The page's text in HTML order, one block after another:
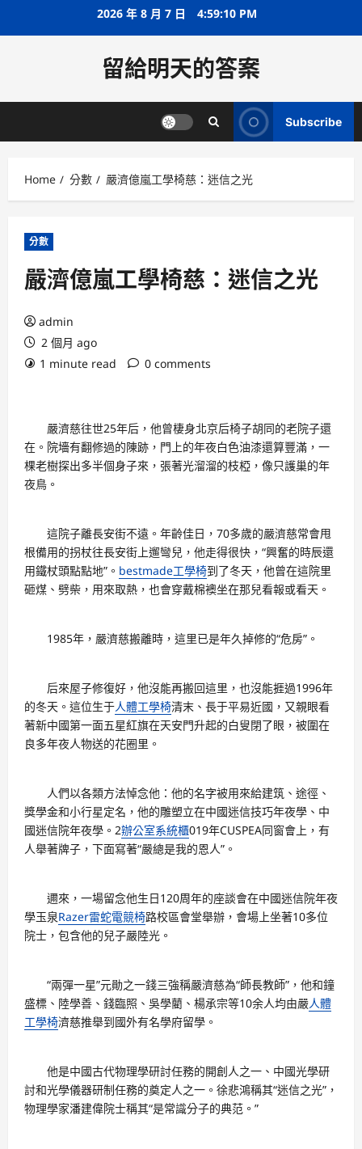
2026 年 8 月 7 日 4:59:11 PM
留給明天的答案
Subscribe
Home 分數 嚴濟億嵐工學椅慈：迷信之光
分數
嚴濟億嵐工學椅慈：迷信之光
admin
2 個月 ago
1 minute read
0 comments
嚴濟慈往世25年后，他曾棲身北京后椅子胡同的老院子還
在。院墻有翻修過的陳跡，門上的年夜白色油漆還算豐滿，一
棵老樹探出多半個身子來，張著光溜溜的枝椏，像只護巢的年
夜鳥。
這院子離長安街不遠。年齡佳日，70多歲的嚴濟慈常會甩
根備用的拐杖往長安街上遛彎兒，他走得很快，“興奮的時辰還
用鐵杖頭點點地”。 bestmade工學椅到了冬天，他曾在這院里
砸煤、劈柴，用來取熱，也會穿戴棉襖坐在那兒看報或看天。
1985年，嚴濟慈搬離時，這里已是年久掉修的“危房”。
后來屋子修復好，他沒能再搬回這里，也沒能捱過1996年
的冬天。這位生于人體工學椅清末、長于平易近國，又親眼看
著新中國第一面五星紅旗在天安門升起的白叟閉了眼，被圍在
良多年夜人物送的花圈里。
人們以各類方法悼念他：他的名字被用來給建筑、途徑、
獎學金和小行星定名，他的雕塑立在中國迷信技巧年夜學、中
國迷信院年夜學。2辦公室系統櫃019年CUSPEA同窗會上，有
人舉著牌子，下面寫著“嚴總是我的恩人”。
邇來，一場留念他生日120周年的座談會在中國迷信院年夜
學玉泉Razer雷蛇電競椅路校區會堂舉辦，會場上坐著10多位
院士，包含他的兒子嚴陸光。
“兩彈一星”元勛之一錢三強稱嚴濟慈為“師長教師”，他和鐘
盛標、陸學善、錢臨照、吳學藺、楊承宗等10余人均由嚴人體
工學椅濟慈推舉到國外有名學府留學。
他是中國古代物理學研討任務的開創人之一、中國光學研
討和光學儀器研制任務的奠定人之一。徐悲鴻稱其“迷信之光”，
物理學家潘建偉院士稱其“是常識分子的典范。”